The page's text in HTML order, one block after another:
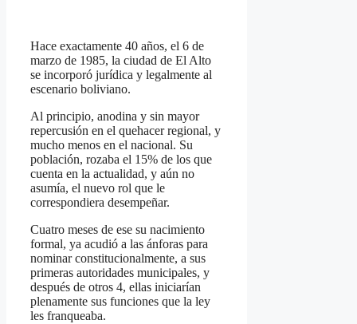
Hace exactamente 40 años, el 6 de
marzo de 1985, la ciudad de El Alto
se incorporó jurídica y legalmente al
escenario boliviano.
Al principio, anodina y sin mayor
repercusión en el quehacer regional, y
mucho menos en el nacional. Su
población, rozaba el 15% de los que
cuenta en la actualidad, y aún no
asumía, el nuevo rol que le
correspondiera desempeñar.
Cuatro meses de ese su nacimiento
formal, ya acudió a las ánforas para
nominar constitucionalmente, a sus
primeras autoridades municipales, y
después de otros 4, ellas iniciarían
plenamente sus funciones que la ley
les franqueaba.